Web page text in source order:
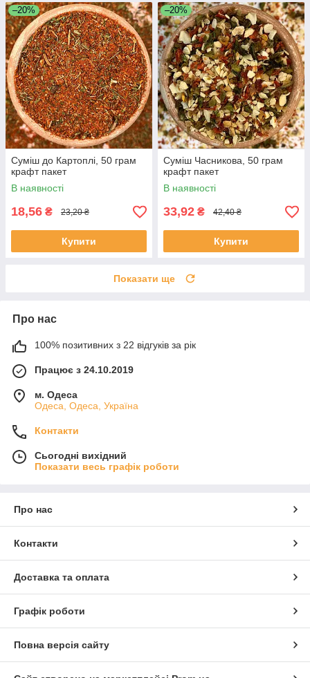
–20%
Суміш до Картоплі, 50 грам
крафт пакет
В наявності
18,56 ₴ 23,20 ₴
Купити
–20%
Суміш Часникова, 50 грам
крафт пакет
В наявності
33,92 ₴ 42,40 ₴
Купити
Показати ще
Про нас
100% позитивних з 22 відгуків за рік
Працює з 24.10.2019
м. Одеса
Одеса, Одеса, Україна
Контакти
Сьогодні вихідний
Показати весь графік роботи
Про нас
Контакти
Доставка та оплата
Графік роботи
Повна версія сайту